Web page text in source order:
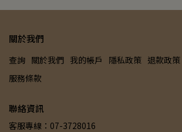
關於我們
查詢 關於我們 我的帳戶 隱私政策 退款政策
服務條款
聯絡資訊
客服專線：07-3728016